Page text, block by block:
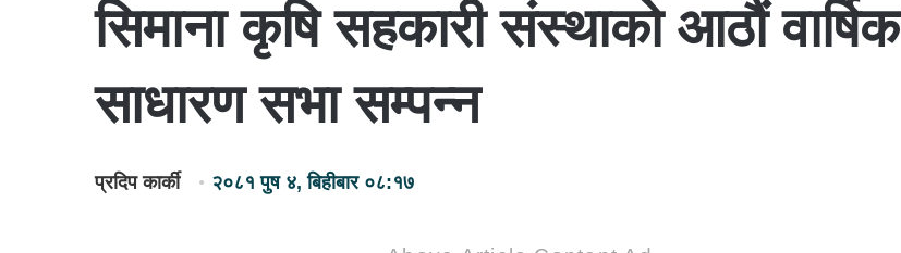
सिमाना कृषि सहकारी संस्थाको आठौं वार्षिक
साधारण सभा सम्पन्न
प्रदिप कार्की २०८१ पुष ४, बिहीबार ०८:१७